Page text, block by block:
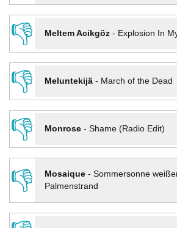
👎
Meltem Acikgöz- Explosion In
👎
Meluntekijä- March of the Dead
👎
Monrose- Shame (Radio Edit)
👎
Mosaique- Sommersonne
Palmenstrand